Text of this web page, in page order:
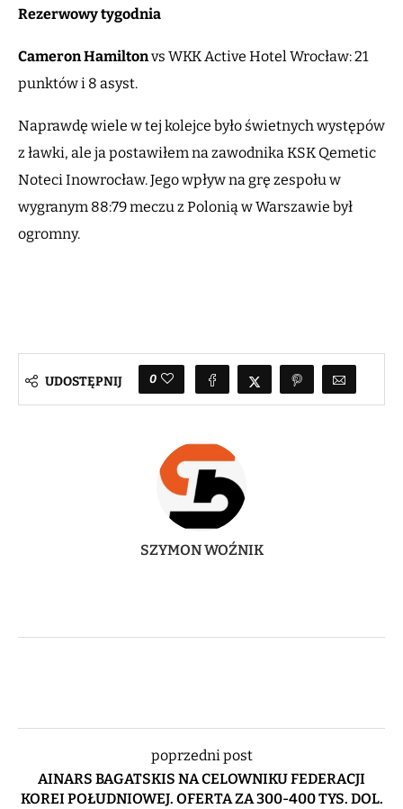
Rezerwowy tygodnia
Cameron Hamiltonvs WKK Active Hotel Wrocław: 21
punktów i 8 asyst.
Naprawdę wiele w tej kolejce było świetnych występów
z ławki, ale ja postawiłem na zawodnika KSK Qemetic
Noteci Inowrocław. Jego wpływ na grę zespołu w
wygranym 88:79 meczu z Polonią w Warszawie był
ogromny.
UDOSTĘPNIJ 0
SZYMON WOŹNIK
poprzedni post
AINARS BAGATSKIS NA CELOWNIKU FEDERACJI
KOREI POŁUDNIOWEJ. OFERTA ZA 300-400 TYS. DOL.